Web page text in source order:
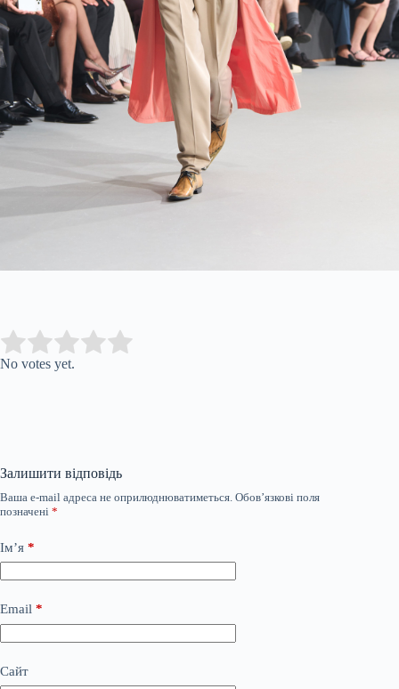
Rate this item:
No votes yet.
Залишити відповідь
Ваша e-mail адреса не оприлюднюватиметься. Обов’язкові поля
позначені *
Ім’я *
Email *
Сайт